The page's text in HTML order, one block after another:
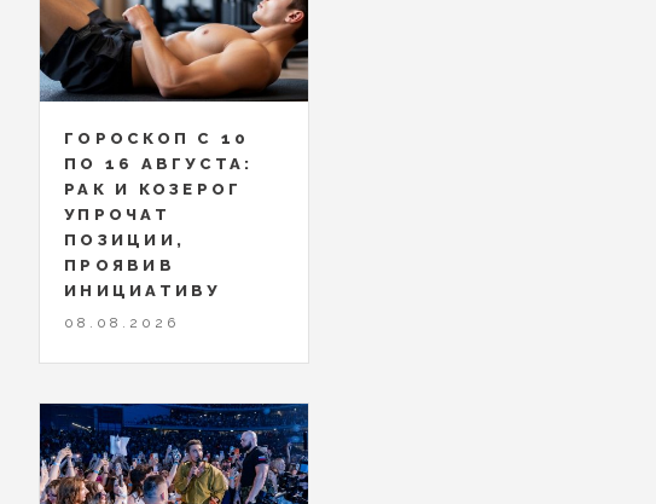
ГОРОСКОП С 10
ПО 16 АВГУСТА:
РАК И КОЗЕРОГ
УПРОЧАТ
ПОЗИЦИИ,
ПРОЯВИВ
ИНИЦИАТИВУ
08.08.2026